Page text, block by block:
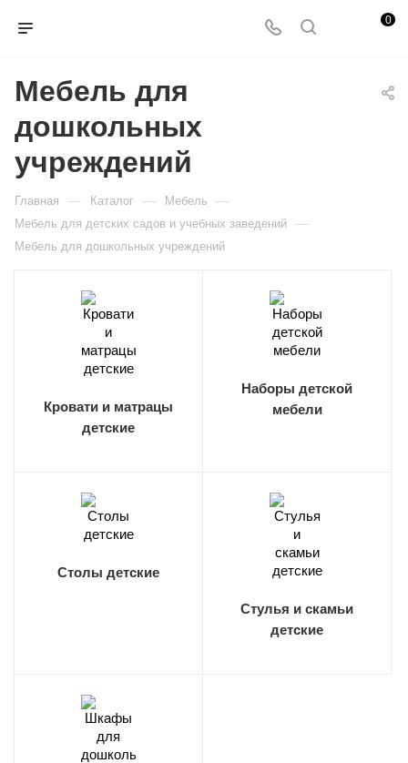
0
Мебель для
дошкольных
учреждений
Главная — Каталог — Мебель —
Мебель для детских садов и учебных заведений —
Мебель для дошкольных учреждений
Кровати и матрацы
детские
Наборы детской
мебели
Столы детские
Стулья и скамьи
детские